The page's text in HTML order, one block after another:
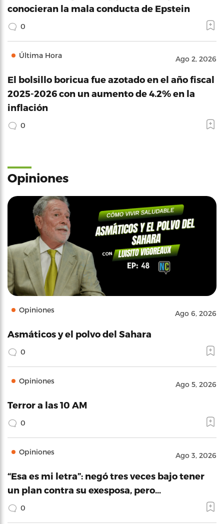
conocieran la mala conducta de Epstein
0
Última Hora Ago 2, 2026
El bolsillo boricua fue azotado en el año fiscal
2025-2026 con un aumento de 4.2% en la
inflación
0
Opiniones
Opiniones Ago 6, 2026
Asmáticos y el polvo del Sahara
0
Opiniones Ago 5, 2026
Terror a las 10 AM
0
Opiniones Ago 3, 2026
“Esa es mi letra”: negó tres veces bajo tener
un plan contra su exesposa, pero…
0